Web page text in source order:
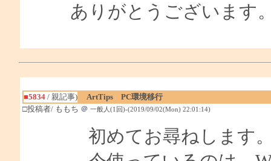
ありがとうございます
■5834/ 親記事)
ArtTips PC環境移行
□投稿者/ ももち ＠ 一般人(1回)-(2019/09/02(Mon) 22:01:14)
初めてお尋ねします